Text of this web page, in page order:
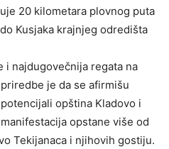
20 kilometara plovnog puta
Kusjaka krajnjeg odredišta
i najdugovečnija regata na
je da se afirmišu
opština Kladovo i
opstane više od
Tekijanaca i njihovih gostiju.